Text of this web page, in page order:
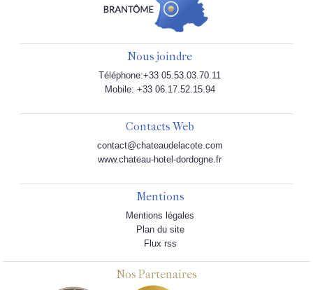
Nous joindre
Téléphone:+33 05.53.03.70.11
Mobile: +33 06.17.52.15.94
Contacts Web
contact@chateaudelacote.com
www.chateau-hotel-dordogne.fr
Mentions
Mentions légales
Plan du site
Flux rss
Nos Partenaires